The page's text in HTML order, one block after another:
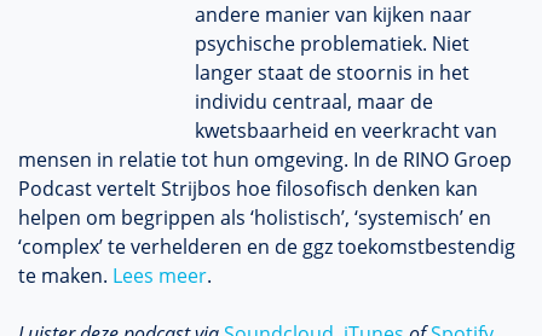
andere manier van kijken naar
psychische problematiek. Niet
langer staat de stoornis in het
individu centraal, maar de
kwetsbaarheid en veerkracht van
mensen in relatie tot hun omgeving. In de RINO Groep
Podcast vertelt Strijbos hoe filosofisch denken kan
helpen om begrippen als ‘holistisch’, ‘systemisch’ en
‘complex’ te verhelderen en de ggz toekomstbestendig
te maken. Lees meer.